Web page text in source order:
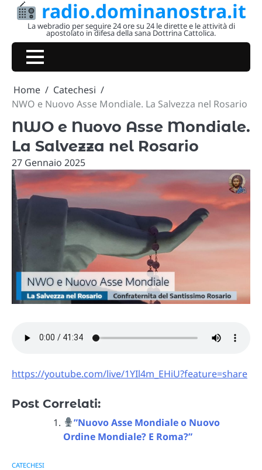
Skip
radio.dominanostra.it
La webradio per seguire 24 ore su 24 le dirette e le attività di
apostolato in difesa della sana Dottrina Cattolica.
Home
Catechesi
NWO e Nuovo Asse Mondiale. La Salvezza nel Rosario
NWO e Nuovo Asse Mondiale.
La Salvezza nel Rosario
27 Gennaio 2025
https://youtube.com/live/1YIl4m_EHiU?feature=share
Post Correlati:
”Nuovo Asse Mondiale o Nuovo
Ordine Mondiale? E Roma?”
CATECHESI